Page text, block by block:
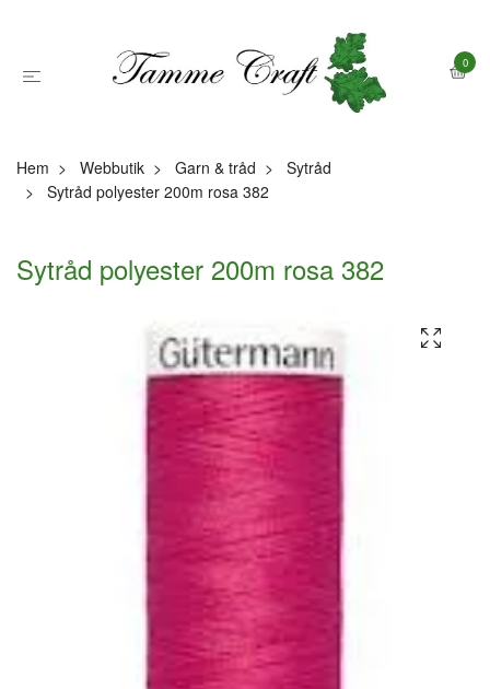
0
Hem Webbutik Garn & tråd
Sytråd
Sytråd polyester 200m rosa 382
Sytråd polyester 200m rosa 382